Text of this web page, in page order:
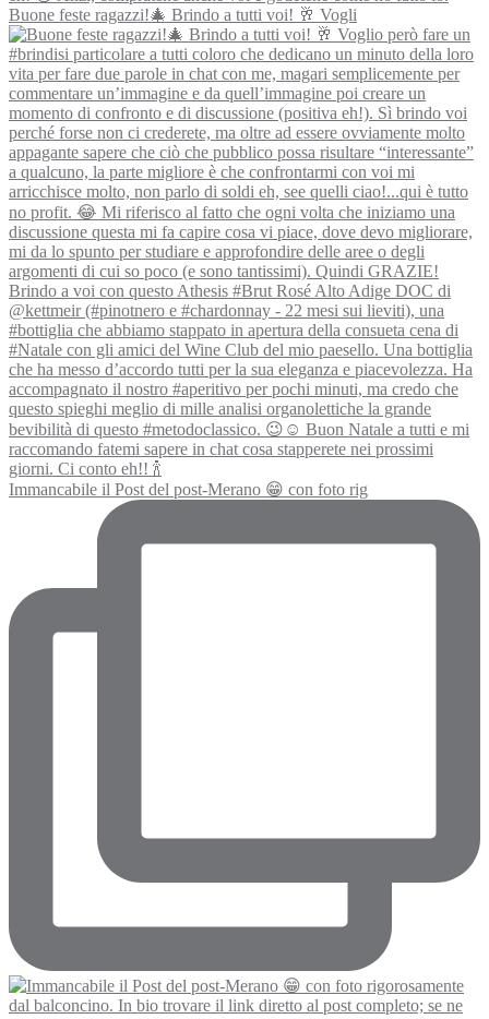
Buone feste ragazzi!🎄 Brindo a tutti voi! 🥂 Vogli
Immancabile il Post del post-Merano 😁 con foto rig